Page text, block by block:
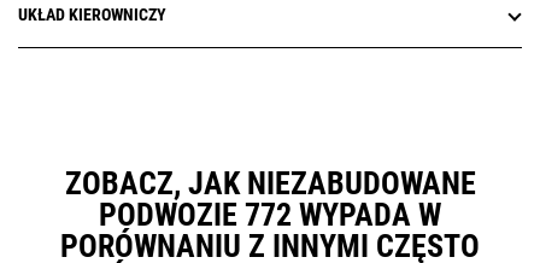
UKŁAD KIEROWNICZY
ZOBACZ, JAK NIEZABUDOWANE
PODWOZIE 772 WYPADA W
PORÓWNANIU Z INNYMI CZĘSTO